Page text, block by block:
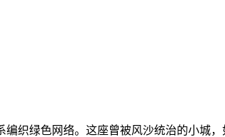
绿色网络。这座曾被风沙统治的小城